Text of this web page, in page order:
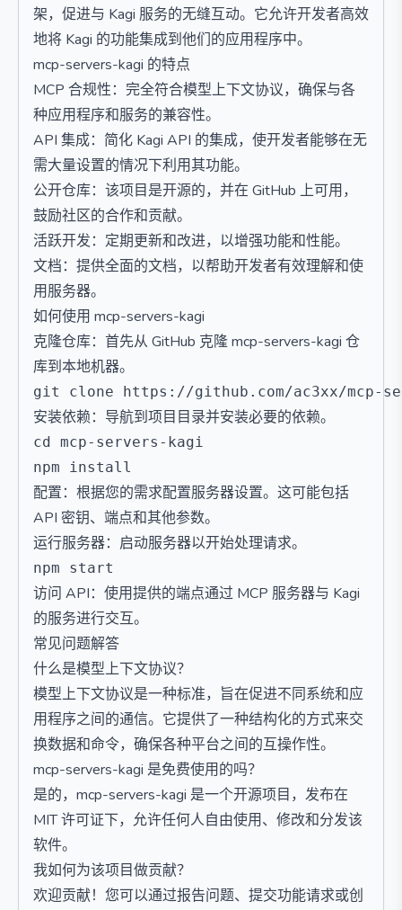
架，促进与 Kagi 服务的无缝互动。它允许开发者高效
地将 Kagi 的功能集成到他们的应用程序中。
mcp-servers-kagi 的特点
MCP 合规性：完全符合模型上下文协议，确保与各
种应用程序和服务的兼容性。
API 集成：简化 Kagi API 的集成，使开发者能够在无
需大量设置的情况下利用其功能。
公开仓库：该项目是开源的，并在 GitHub 上可用，
鼓励社区的合作和贡献。
活跃开发：定期更新和改进，以增强功能和性能。
文档：提供全面的文档，以帮助开发者有效理解和使
用服务器。
如何使用 mcp-servers-kagi
克隆仓库：首先从 GitHub 克隆 mcp-servers-kagi 仓
库到本地机器。
安装依赖：导航到项目目录并安装必要的依赖。
cd mcp-servers-kagi
配置：根据您的需求配置服务器设置。这可能包括
API 密钥、端点和其他参数。
运行服务器：启动服务器以开始处理请求。
访问 API：使用提供的端点通过 MCP 服务器与 Kagi
的服务进行交互。
常见问题解答
什么是模型上下文协议？
模型上下文协议是一种标准，旨在促进不同系统和应
用程序之间的通信。它提供了一种结构化的方式来交
换数据和命令，确保各种平台之间的互操作性。
mcp-servers-kagi 是免费使用的吗？
是的，mcp-servers-kagi 是一个开源项目，发布在
MIT 许可证下，允许任何人自由使用、修改和分发该
软件。
我如何为该项目做贡献？
欢迎贡献！您可以通过报告问题、提交功能请求或创